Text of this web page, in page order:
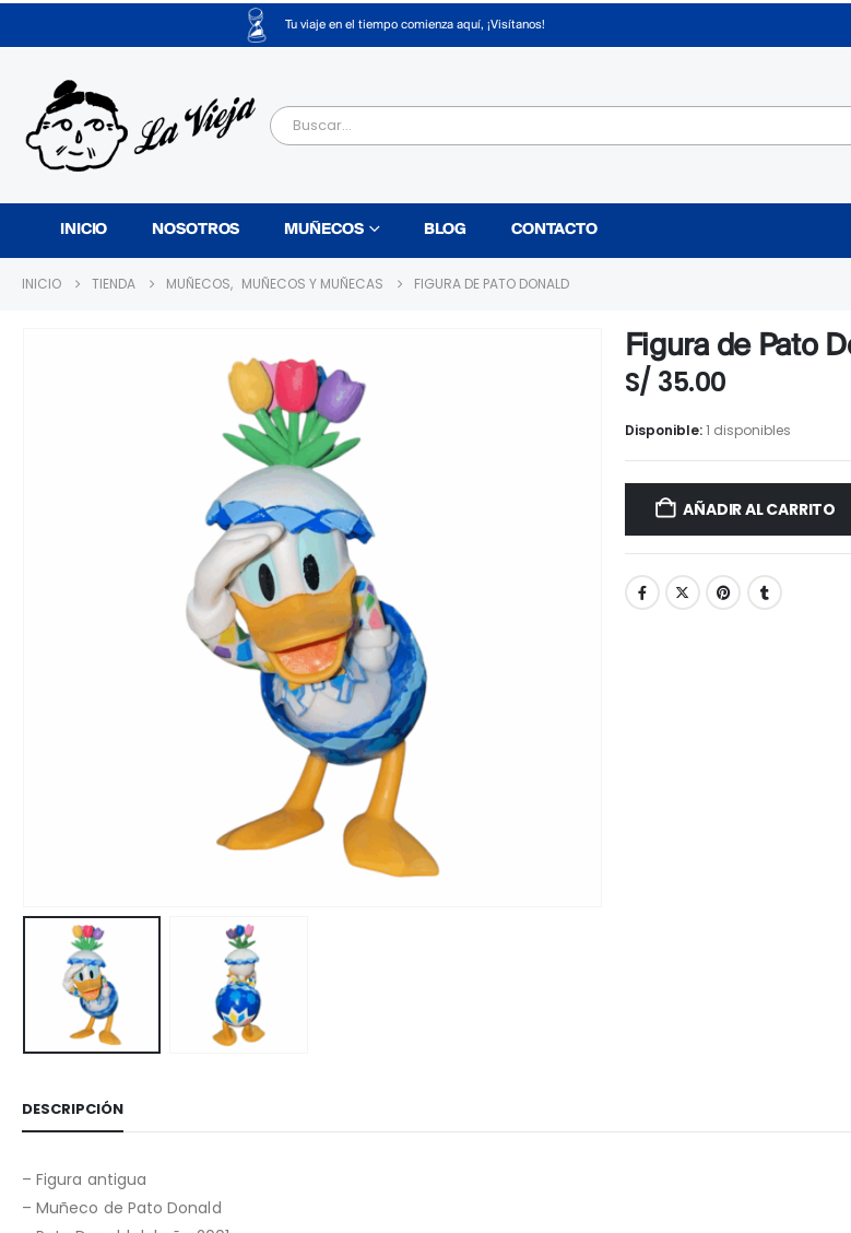
Tu viaje en el tiempo comienza aquí, ¡Visítanos!
INICIO NOSOTROS MUÑECOS BLOG CONTACTO
INICIO TIENDA MUÑECOS, MUÑECOS Y MUÑECAS FIGURA DE PATO DONALD
Figura de Pato
S/ 35.00
Disponible:1 disponibles
AÑADIR AL CARRITO
DESCRIPCIÓN
– Figura antigua
– Muñeco de Pato Donald